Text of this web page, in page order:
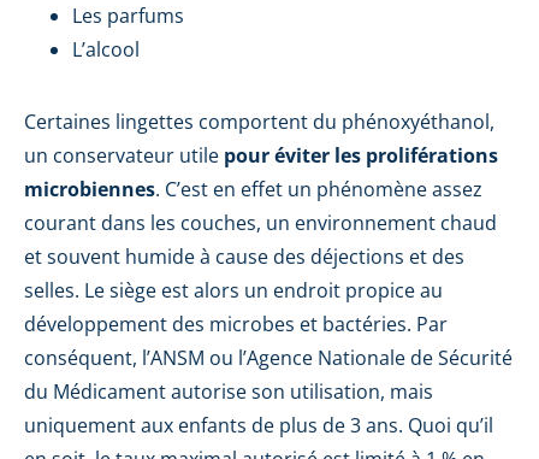
Les parfums
L’alcool
Certaines lingettes comportent du phénoxyéthanol,
un conservateur utile pour éviter les proliférations
microbiennes. C’est en effet un phénomène assez
courant dans les couches, un environnement chaud
et souvent humide à cause des déjections et des
selles. Le siège est alors un endroit propice au
développement des microbes et bactéries. Par
conséquent, l’ANSM ou l’Agence Nationale de Sécurité
du Médicament autorise son utilisation, mais
uniquement aux enfants de plus de 3 ans. Quoi qu’il